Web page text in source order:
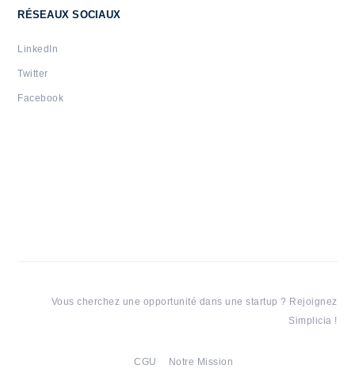
RÉSEAUX SOCIAUX
LinkedIn
Twitter
Facebook
Vous cherchez une opportunité dans une startup ? Rejoignez
Simplicia !
CGU Notre Mission